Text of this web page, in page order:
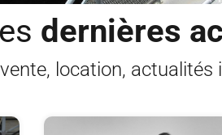
dernières
vente, location, actualités